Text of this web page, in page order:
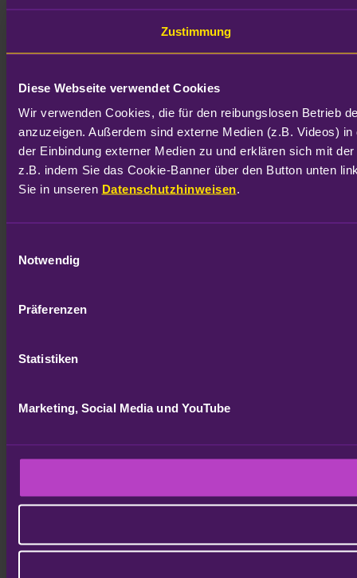
Zustimmung
Diese Webseite verwendet Cookies
Wir verwenden Cookies, die für den reibungslosen Betrieb
anzuzeigen. Außerdem sind externe Medien (z.B. Videos)
der Einbindung externer Medien zu und erklären sich mit
z.B. indem Sie das Cookie-Banner über den Button unten
Sie in unseren Datenschutzhinweisen.
Notwendig
Präferenzen
Statistiken
Marketing, Social Media und YouTube